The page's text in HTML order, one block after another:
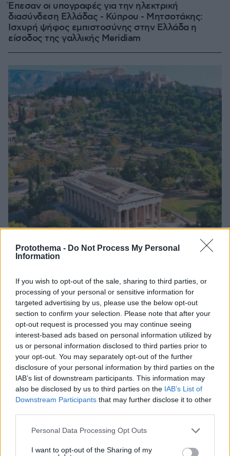
Protothema - Do Not Process My Personal
Information
If you wish to opt-out of the sale, sharing to third parties, or
processing of your personal or sensitive information for
targeted advertising by us, please use the below opt-out
section to confirm your selection. Please note that after your
opt-out request is processed you may continue seeing
interest-based ads based on personal information utilized by
us or personal information disclosed to third parties prior to
your opt-out. You may separately opt-out of the further
disclosure of your personal information by third parties on the
IAB’s list of downstream participants. This information may
also be disclosed by us to third parties on the IAB’s List of
Downstream Participants that may further disclose it to other
Please note that this website/app uses one or more Google
not limited to your visit or usage behaviour. You may click to
Personal Data Processing Opt Outs
I want to opt-out of the Sharing of my
Έπεσαν οι υπογραφές για την ηλεκτρική
διασύνδεση Ελλάδας - Κύπρου - Μητσοτάκης:
Ισχυρή ψήφος εμπιστοσύνης στην Ελλάδα η
είσοδος της γαλλικής Meridiam
Η Αρχαία Αγορά της Αθήνας ξαναπαίρνει ζωή: Ο
χώρος που γέννησε τη Δημοκρατία παραδίδεται
ξανά στο κοινό
04.08.2026, 19:01